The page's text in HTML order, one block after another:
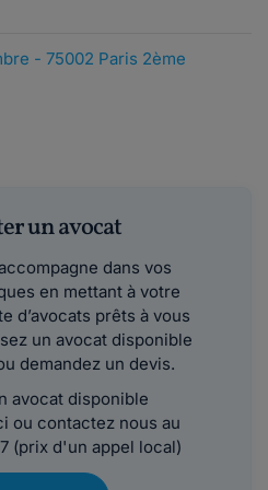
- 75002 Paris 2ème
un avocat
dans vos
en mettant à votre
d’avocats prêts à vous
un avocat disponible
demandez un devis.
avocat disponible
ou contactez nous au
(prix d'un appel local)